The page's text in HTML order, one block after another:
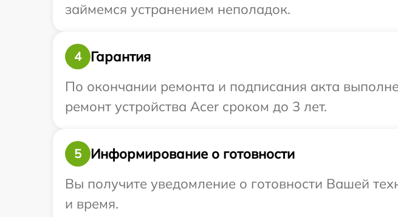
займемся устранением неполадок.
4
Гарантия
По окончании ремонта и подписания акта
ремонт устройства Acer сроком до 3 лет.
5
Информирование о готовности
Вы получите уведомление о готовности Вашей
и время.